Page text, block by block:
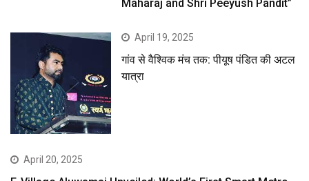
Maharaj and Shri Peeyush Pandit”
April 19, 2025
गांव से वैश्विक मंच तक: पीयूष पंडित की अटल
यात्रा
April 20, 2025